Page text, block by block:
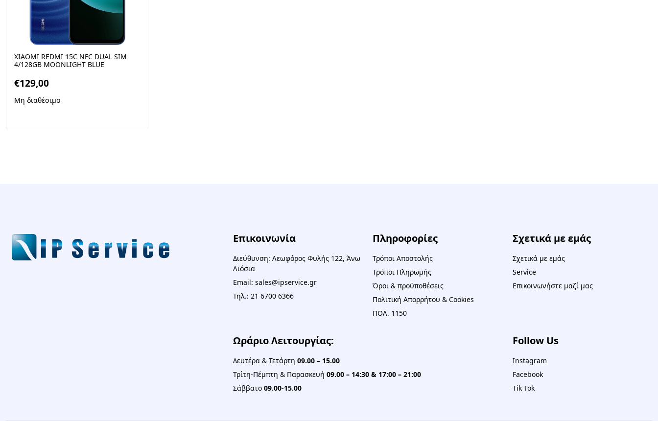
XIAOMI REDMI 15C NFC DUAL SIM
4/128GB MOONLIGHT BLUE
€129,00
Μη διαθέσιμο
Επικοινωνία
Διεύθυνση: Λεωφόρος Φυλής 122, Άνω
Λιόσια
Email: sales@ipservice.gr
Τηλ.: 21 6700 6366
Πληροφορίες
Τρόποι Αποστολής
Τρόποι Πληρωμής
Όροι & προϋποθέσεις
Πολιτική Απορρήτου & Cookies
ΠΟΛ. 1150
Σχετικά με εμάς
Σχετικά με εμάς
Service
Επικοινωνήστε μαζί μας
Ωράριο Λειτουργίας:
Δευτέρα & Τετάρτη 09.00 – 15.00
Τρίτη-Πέμπτη & Παρασκευή 09.00 – 14:30 & 17:00 – 21:00
Σάββατο 09.00-15.00
Follow Us
Instagram
Facebook
Tik Tok